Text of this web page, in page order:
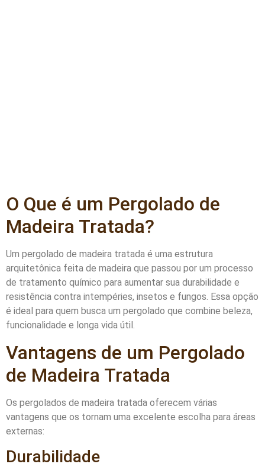
O Que é um Pergolado de
Madeira Tratada?
Um pergolado de madeira tratada é uma estrutura
arquitetônica feita de madeira que passou por um processo
de tratamento químico para aumentar sua durabilidade e
resistência contra intempéries, insetos e fungos. Essa opção
é ideal para quem busca um pergolado que combine beleza,
funcionalidade e longa vida útil.
Vantagens de um Pergolado
de Madeira Tratada
Os pergolados de madeira tratada oferecem várias
vantagens que os tornam uma excelente escolha para áreas
externas:
Durabilidade